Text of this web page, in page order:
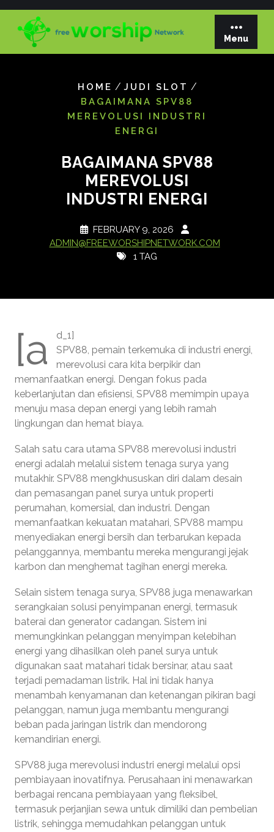
content
Menu
HOME / JUDI SLOT /
BAGAIMANA SPV88
MEREVOLUSI INDUSTRI
ENERGI
BAGAIMANA SPV88
MEREVOLUSI
INDUSTRI ENERGI
FEBRUARY 9, 2026
ADMIN@FREEWORSHIPNETWORK.COM
1 TAG
[a
d_1]
SPV88, pemain terkemuka di industri energi,
merevolusi cara kita berpikir dan
memanfaatkan energi. Dengan fokus pada
keberlanjutan dan efisiensi, SPV88 memimpin upaya
menuju masa depan energi yang lebih ramah
lingkungan dan hemat biaya.
Salah satu cara utama SPV88 merevolusi industri
energi adalah melalui sistem tenaga surya yang
mutakhir. SPV88 mengkhususkan diri dalam desain
dan pemasangan panel surya untuk properti
perumahan, komersial, dan industri. Dengan
memanfaatkan kekuatan matahari, SPV88 mampu
menyediakan energi bersih dan terbarukan kepada
pelanggannya, membantu mereka mengurangi jejak
karbon dan menghemat tagihan energi mereka.
Selain sistem tenaga surya, SPV88 juga menawarkan
serangkaian solusi penyimpanan energi, termasuk
baterai dan generator cadangan. Sistem ini
memungkinkan pelanggan menyimpan kelebihan
energi yang dihasilkan oleh panel surya untuk
digunakan saat matahari tidak bersinar, atau saat
terjadi pemadaman listrik. Hal ini tidak hanya
menambah kenyamanan dan ketenangan pikiran bagi
pelanggan, namun juga membantu mengurangi
beban pada jaringan listrik dan mendorong
kemandirian energi.
SPV88 juga merevolusi industri energi melalui opsi
pembiayaan inovatifnya. Perusahaan ini menawarkan
berbagai rencana pembiayaan yang fleksibel,
termasuk perjanjian sewa untuk dimiliki dan pembelian
listrik, sehingga memudahkan pelanggan untuk